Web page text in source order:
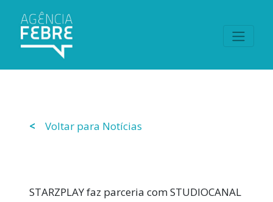
< Voltar para Notícias
STARZPLAY faz parceria com STUDIOCANAL